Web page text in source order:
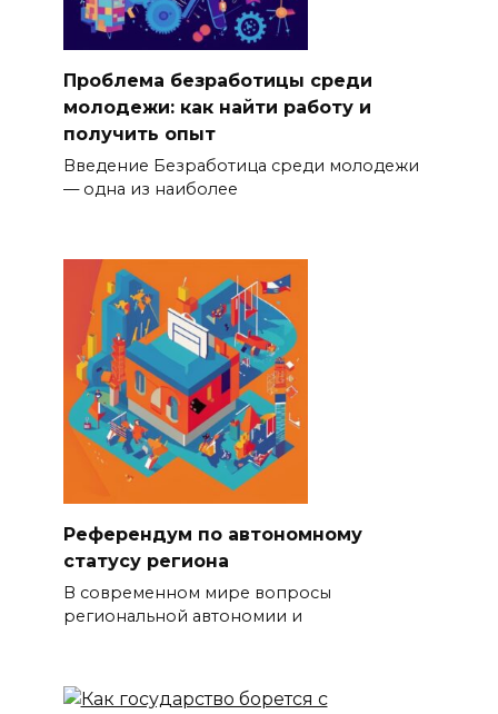
Проблема безработицы среди
молодежи: как найти работу и
получить опыт
Введение Безработица среди молодежи
— одна из наиболее
Референдум по автономному
статусу региона
В современном мире вопросы
региональной автономии и